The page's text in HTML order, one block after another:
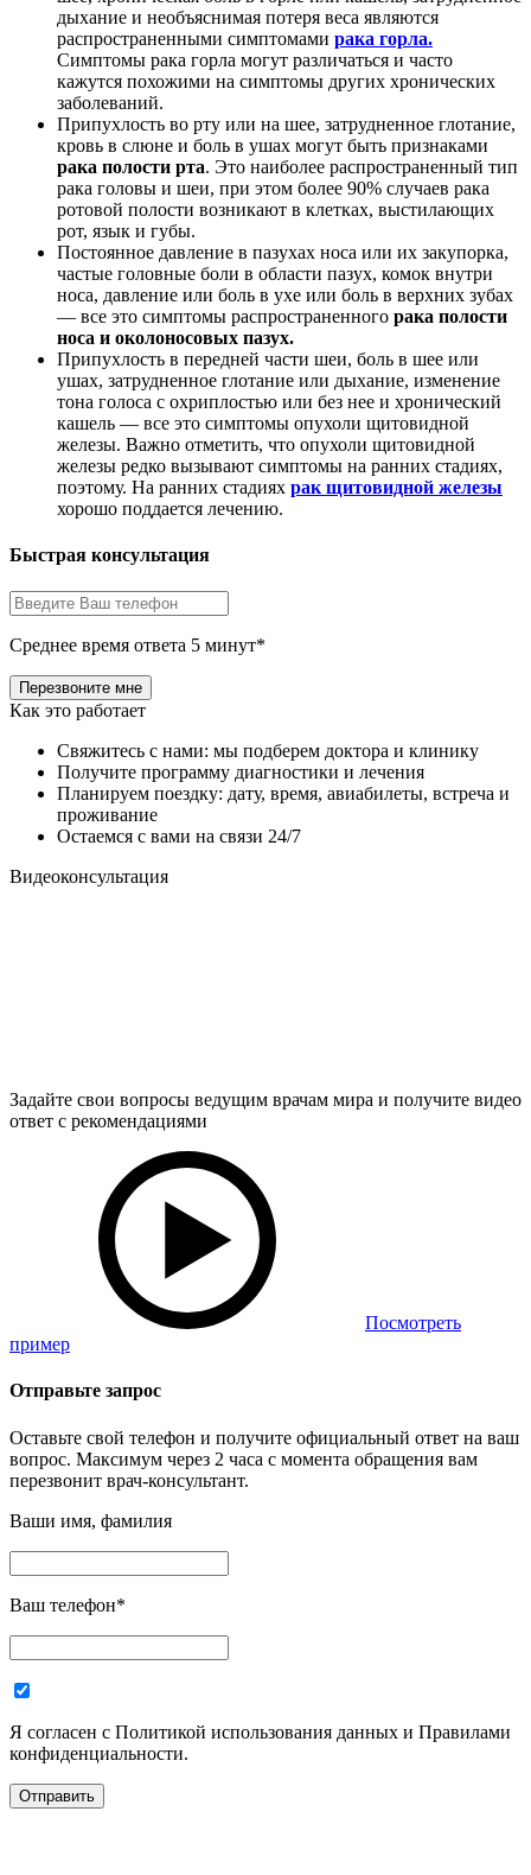
дыхание и необъяснимая потеря веса являются
распространенными симптомами рака горла.
Симптомы рака горла могут различаться и часто
кажутся похожими на симптомы других хронических
заболеваний.
Припухлость во рту или на шее, затрудненное глотание,
кровь в слюне и боль в ушах могут быть признаками
рака полости рта. Это наиболее распространенный тип
рака головы и шеи, при этом более 90% случаев рака
ротовой полости возникают в клетках, выстилающих
рот, язык и губы.
Постоянное давление в пазухах носа или их закупорка,
частые головные боли в области пазух, комок внутри
носа, давление или боль в ухе или боль в верхних зубах
— все это симптомы распространенного рака полости
носа и околоносовых пазух.
Припухлость в передней части шеи, боль в шее или
ушах, затрудненное глотание или дыхание, изменение
тона голоса с охриплостью или без нее и хронический
кашель — все это симптомы опухоли щитовидной
железы. Важно отметить, что опухоли щитовидной
железы редко вызывают симптомы на ранних стадиях,
поэтому. На ранних стадиях рак щитовидной железы
хорошо поддается лечению.
Быстрая консультация
Среднее время ответа 5 минут*
Как это работает
Свяжитесь с нами: мы подберем доктора и клинику
Получите программу диагностики и лечения
Планируем поездку: дату, время, авиабилеты, встреча и
проживание
Остаемся с вами на связи 24/7
Видеоконсультация
Задайте свои вопросы ведущим врачам мира и получите видео
ответ с рекомендациями
Посмотреть
пример
Отправьте запрос
Оставьте свой телефон и получите официальный ответ на ваш
вопрос. Максимум через 2 часа с момента обращения вам
перезвонит врач-консультант.
Ваши имя, фамилия
Ваш телефон*
Я согласен с Политикой использования данных и Правилами
конфиденциальности.